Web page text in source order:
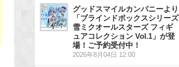
グッドスマイルカンパニーより
「ブラインドボックスシリーズ
雪ミクオールスターズ フィギ
ュアコレクション Vol.1」が登
場！ご予約受付中！
2026年8月04日 12:00